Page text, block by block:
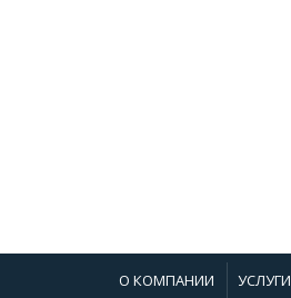
О КОМПАНИИ УСЛУГИ